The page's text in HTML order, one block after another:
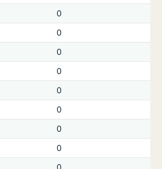
0
0
0
0
0
0
0
0
0